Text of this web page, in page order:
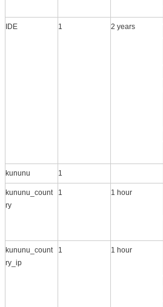
IDE 1 2 years
kununu 1
kununu_count
ry
1 1 hour
kununu_count
ry_ip
1 1 hour